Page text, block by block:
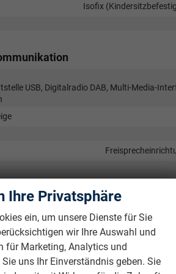
Isofix
USB, Digitalradio DAB, Multi-Media-
Vorne, Beifahrerairbag abschaltbar,
Kopfairbags Hinten
Ihre Privatsphäre
ein, um unsere Dienste für Sie
wir Ihre Auswahl und
für Marketing, Analytics und
uns Ihr Einverständnis geben. Sie